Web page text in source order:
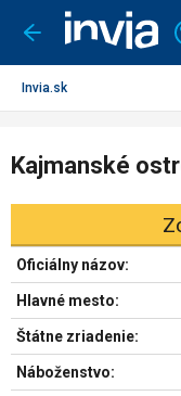
Ísť
späť
Invia.sk
Kajmanské
Oficiálny názov:
Hlavné mesto:
Štátne zriadenie:
Náboženstvo: